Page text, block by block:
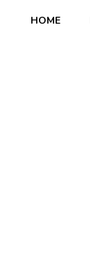
HOME